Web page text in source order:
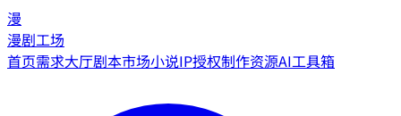
漫
漫剧工场
首页需求大厅剧本市场小说IP授权制作资源AI工具箱